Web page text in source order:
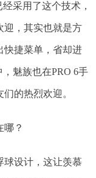
采用了这个技术，
迎，其实也就是方
快捷菜单，省却进
魅族也在PRO 6手
的热烈欢迎。
球设计，这让羡慕